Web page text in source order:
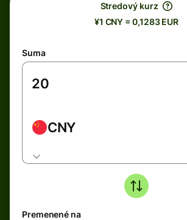
Stredový kurz
¥1 CNY = 0,1283 EUR
Suma
CNY
Premenené na